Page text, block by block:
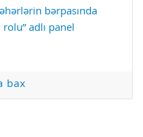
bərpasında
adlı panel
bax